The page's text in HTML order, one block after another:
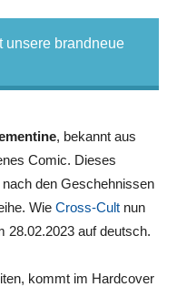
unsere brandneue
, bekannt aus
Comic. Dieses
den Geschehnissen
Wie Cross-Cult nun
28.02.2023 auf deutsch.
kommt im Hardcover